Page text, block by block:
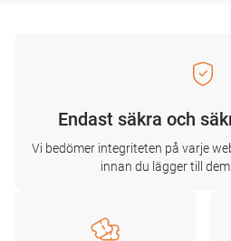
Endast säkra och
Vi bedömer integriteten på varje
innan du lägger till